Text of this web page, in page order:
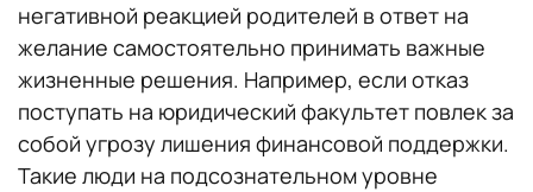
негативной реакцией родителей в ответ на
желание самостоятельно принимать важные
жизненные решения. Например, если отказ
поступать на юридический факультет повлек за
собой угрозу лишения финансовой поддержки.
Такие люди на подсознательном уровне